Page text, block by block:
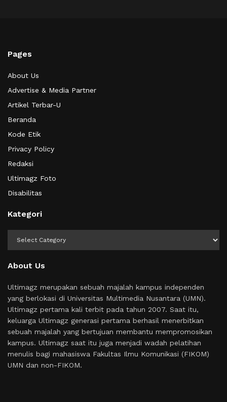
Pages
About Us
Advertise & Media Partner
Artikel Terbar-U
Beranda
Kode Etik
Privacy Policy
Redaksi
Ultimagz Foto
Disabilitas
Kategori
About Us
Ultimagz merupakan sebuah majalah kampus independen
yang berlokasi di Universitas Multimedia Nusantara (UMN).
Ultimagz pertama kali terbit pada tahun 2007. Saat itu,
keluarga Ultimagz generasi pertama berhasil menerbitkan
sebuah majalah yang bertujuan membantu mempromosikan
kampus. Ultimagz saat itu juga menjadi wadah pelatihan
menulis bagi mahasiswa Fakultas Ilmu Komunikasi (FIKOM)
UMN dan non-FIKOM.